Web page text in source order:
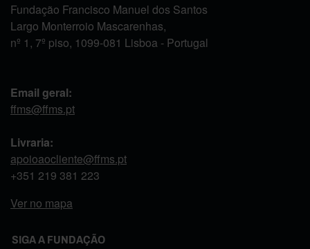
Fundação Francisco Manuel dos Santos
Largo Monterroio Mascarenhas,
nº 1, 7º piso, 1099-081 Lisboa - Portugal
Email geral:
ffms@ffms.pt
Livraria:
apoioaocliente@ffms.pt
+351 219 381 223
Ver no mapa
SIGA A FUNDAÇÃO